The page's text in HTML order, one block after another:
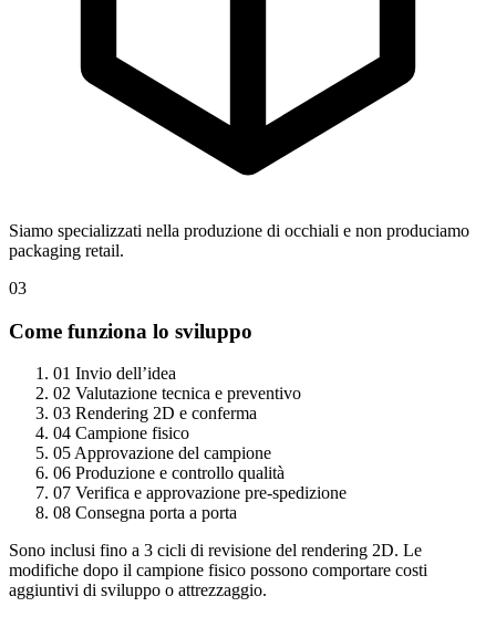
Siamo specializzati nella produzione di occhiali e non produciamo
packaging retail.
03
Come funziona lo sviluppo
01 Invio dell’idea
02 Valutazione tecnica e preventivo
03 Rendering 2D e conferma
04 Campione fisico
05 Approvazione del campione
06 Produzione e controllo qualità
07 Verifica e approvazione pre-spedizione
08 Consegna porta a porta
Sono inclusi fino a 3 cicli di revisione del rendering 2D. Le
modifiche dopo il campione fisico possono comportare costi
aggiuntivi di sviluppo o attrezzaggio.